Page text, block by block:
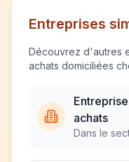
Entreprises
Découvrez d'autres
achats domiciliées
achats
Dans le